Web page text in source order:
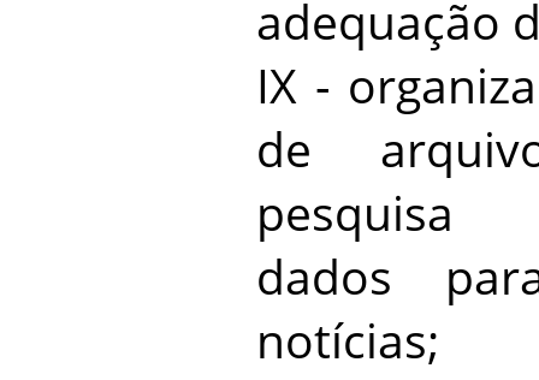
adequação
IX -
de
pesquisa
dados
notícias;